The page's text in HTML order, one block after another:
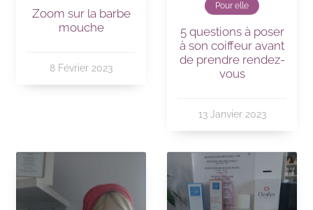
Zoom sur la barbe
mouche
8 Février 2023
Pour elle
5 questions à poser
à son coiffeur avant
de prendre rendez-
vous
13 Janvier 2023